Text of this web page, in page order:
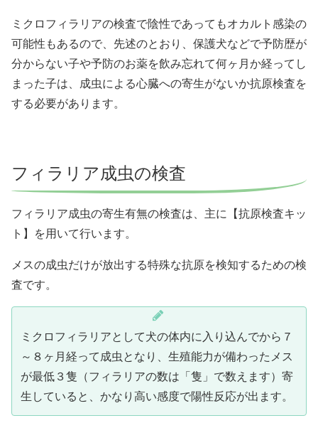
ミクロフィラリアの検査で陰性であってもオカルト感染の
可能性もあるので、先述のとおり、保護犬などで予防歴が
分からない子や予防のお薬を飲み忘れて何ヶ月か経ってし
まった子は、成虫による心臓への寄生がないか抗原検査を
する必要があります。
フィラリア成虫の検査
フィラリア成虫の寄生有無の検査は、主に【抗原検査キッ
ト】を用いて行います。
メスの成虫だけが放出する特殊な抗原を検知するための検
査です。
ミクロフィラリアとして犬の体内に入り込んでから７
～８ヶ月経って成虫となり、生殖能力が備わったメス
が最低３隻（フィラリアの数は「隻」で数えます）寄
生していると、かなり高い感度で陽性反応が出ます。